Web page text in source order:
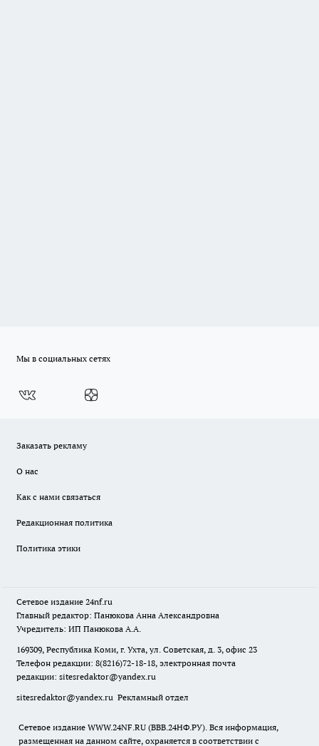
Мы в социальных сетях
Заказать рекламу
О нас
Как с нами связаться
Редакционная политика
Политика этики
Сетевое издание 24nf.ru
Главный редактор: Панюкова Анна Александровна
Учредитель: ИП Панюкова А.А.
169309, Республика Коми, г. Ухта, ул. Советская, д. 3, офис 23
Телефон редакции: 8(8216)72-18-18, электронная почта
редакции: sitesredaktor@yandex.ru
sitesredaktor@yandex.ru Рекламный отдел
Сетевое издание WWW.24NF.RU (ВВВ.24НФ.РУ). Вся информация,
размещенная на данном сайте, охраняется в соответствии с